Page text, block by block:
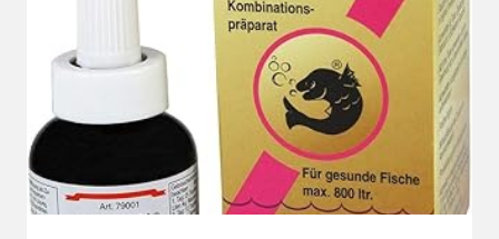
PULVERFORM
MIT
ENZYM-
HEFEZELLEN,
VORBEUGUNG
GEGEN…